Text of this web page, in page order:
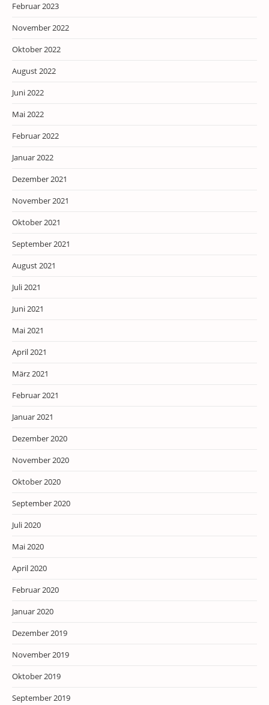
Februar 2023
November 2022
Oktober 2022
August 2022
Juni 2022
Mai 2022
Februar 2022
Januar 2022
Dezember 2021
November 2021
Oktober 2021
September 2021
August 2021
Juli 2021
Juni 2021
Mai 2021
April 2021
März 2021
Februar 2021
Januar 2021
Dezember 2020
November 2020
Oktober 2020
September 2020
Juli 2020
Mai 2020
April 2020
Februar 2020
Januar 2020
Dezember 2019
November 2019
Oktober 2019
September 2019